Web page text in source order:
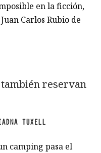
en la ficción,
Carlos Rubio de
reservan
TUXELL
camping pasa el